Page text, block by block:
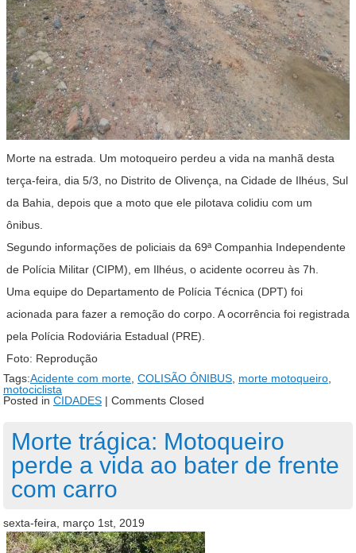
Morte na estrada. Um motoqueiro perdeu a vida na manhã desta
terça-feira, dia 5/3, no Distrito de Olivença, na Cidade de Ilhéus, Sul
da Bahia, depois que a moto que ele pilotava colidiu com um
ônibus.
Segundo informações de policiais da 69ª Companhia Independente
de Polícia Militar (CIPM), em Ilhéus, o acidente ocorreu às 7h.
Uma equipe do Departamento de Polícia Técnica (DPT) foi
acionada para fazer a remoção do corpo. A ocorrência foi registrada
pela Polícia Rodoviária Estadual (PRE).
Foto: Reprodução
Tags:Acidente com morte COLISÃO ÔNIBUS morte motoqueiro
motociclista
Posted in CIDADES | Comments Closed
Morte trágica: Motoqueiro
perde a vida ao bater de frente
com carro
sexta-feira, março 1st, 2019